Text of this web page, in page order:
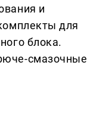
и
для
блока.
смазочные